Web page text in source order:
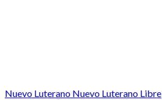
Nuevo Luterano Nuevo Luterano Libre